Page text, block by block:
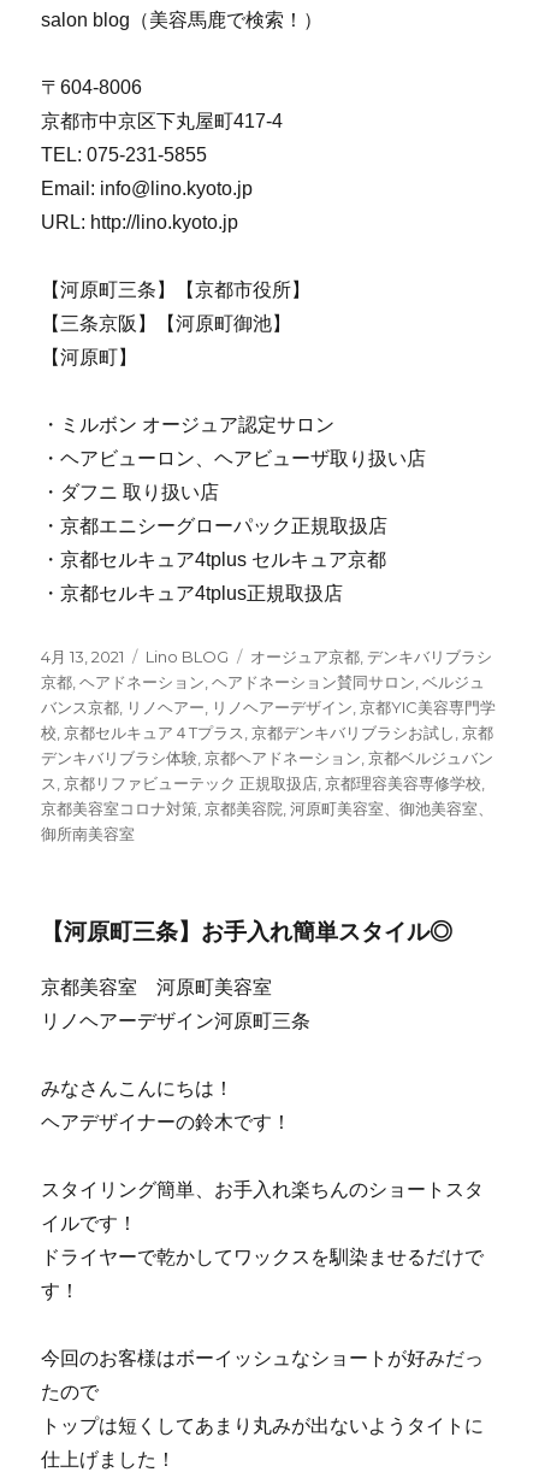
salon blog（美容馬鹿で検索！）
〒604-8006
京都市中京区下丸屋町417-4
TEL: 075-231-5855
Email: info@lino.kyoto.jp
URL: http://lino.kyoto.jp
【河原町三条】【京都市役所】
【三条京阪】【河原町御池】
【河原町】
・ミルボン オージュア認定サロン
・ヘアビューロン、ヘアビューザ取り扱い店
・ダフニ 取り扱い店
・京都エニシーグローパック正規取扱店
・京都セルキュア4tplus セルキュア京都
・京都セルキュア4tplus正規取扱店
投
稿
日:
4月 13, 2021
カ
テ
ゴ
リ
ー
Lino BLOG
タ
グ
オージュア京都 ,デンキバリブラシ
京都 ,ヘアドネーション ,ヘアドネーション賛同サロン ,ベルジュ
バンス京都 リノヘアー リノヘアーデザイン ,京都YIC美容専門学
校 ,京都セルキュア４Tプラス ,京都デンキバリブラシお試し ,京都
デンキバリブラシ体験 ,京都ヘアドネーション ,京都ベルジュバン
ス ,京都リファビューテック 正規取扱店 ,京都理容美容専修学校
京都美容室コロナ対策 ,京都美容院 ,河原町美容室、御池美容室、
御所南美容室
【河原町三条】お手入れ簡単スタイル◎
京都美容室 河原町美容室
リノヘアーデザイン河原町三条
みなさんこんにちは！
ヘアデザイナーの鈴木です！
スタイリング簡単、お手入れ楽ちんのショートスタ
イルです！
ドライヤーで乾かしてワックスを馴染ませるだけで
す！
今回のお客様はボーイッシュなショートが好みだっ
たので
トップは短くしてあまり丸みが出ないようタイトに
仕上げました！